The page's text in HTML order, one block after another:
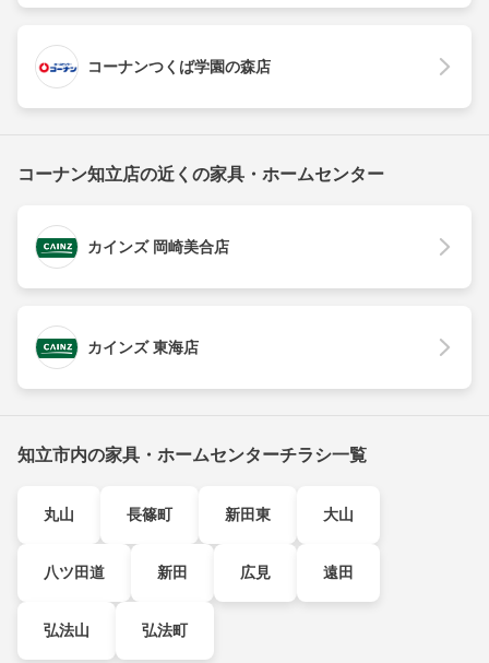
コーナンつくば学園の森店
コーナン知立店の近くの家具・ホームセンター
カインズ 岡崎美合店
カインズ 東海店
知立市内の家具・ホームセンターチラシ一覧
丸山 長篠町 新田東 大山
八ツ田道 新田 広見 遠田
弘法山 弘法町